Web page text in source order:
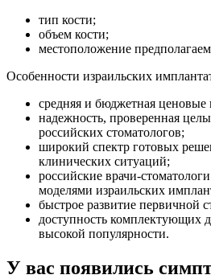
тип кости;
объем кости;
местоположение
Особенности израильских
средняя и бюджетная ценовые
надежность, проверенная
российских стоматологов;
широкий спектр готовых
клинических ситуаций;
российские врачи-
моделями израильских
быстрое развитие первичной
доступность комплектующих
высокой популярности.
У вас появились